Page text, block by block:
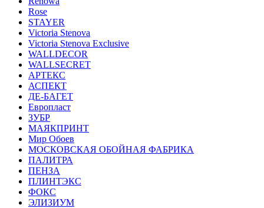
Rose
STAYER
Victoria Stenova
Victoria Stenova Exclusive
WALLDECOR
WALLSECRET
АРТЕКС
АСПЕКТ
ДЕ-БАГЕТ
Европласт
ЗУБР
МАЯКПРИНТ
Мир Обоев
МОСКОВСКАЯ ОБОЙНАЯ ФАБРИКА
ПАЛИТРА
ПЕНЗА
ПЛИНТЭКС
ФОКС
ЭЛИЗИУМ